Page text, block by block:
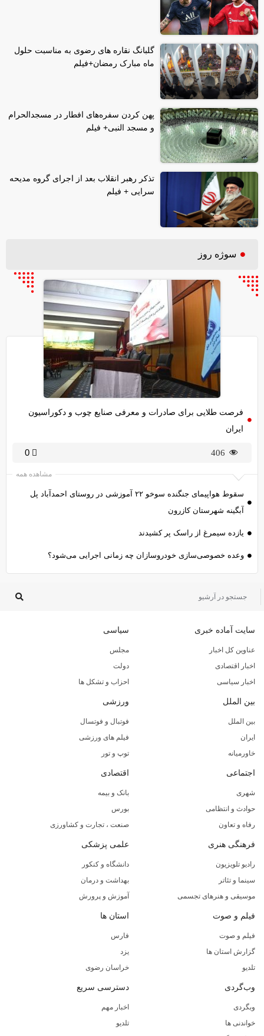
گلبانگ نقاره های رضوی به مناسبت حلول
ماه مبارک رمضان+فیلم
پهن کردن سفره‌های افطار در مسجدالحرام
و مسجد النبی+ فیلم
تذکر رهبر انقلاب بعد از اجرای گروه مدیحه
سرایی + فیلم
سوژه روز
فرصت طلایی برای صادرات و معرفی صنایع چوب و دکوراسیون
ایران
406
0
مشاهده همه
سقوط هواپیمای جنگنده سوخو ۲۲ آموزشی در روستای احمدآباد پل
آبگینه شهرستان کازرون
یازده سیمرغ از راسک پر کشیدند
وعده خصوصی‌سازی خودروسازان چه زمانی اجرایی می‌شود؟
سایت آماده خبری
عناوین کل اخبار
اخبار اقتصادی
اخبار سیاسی
سیاسی
مجلس
دولت
احزاب و تشکل ها
بین الملل
بین الملل
ایران
خاورمیانه
ورزشی
فوتبال و فوتسال
فیلم های ورزشی
توپ و تور
اجتماعی
شهری
حوادث و انتظامی
رفاه و تعاون
اقتصادی
بانک و بیمه
بورس
صنعت ، تجارت و کشاورزی
فرهنگی هنری
رادیو تلویزیون
سینما و تئاتر
موسیقی و هنرهای تجسمی
علمی پزشکی
دانشگاه و کنکور
بهداشت و درمان
آموزش و پرورش
فیلم و صوت
فیلم و صوت
گزارش استان ها
تلدیو
استان ها
فارس
یزد
خراسان رضوی
وب‌گردی
وبگردی
خواندنی ها
دسترسی سریع
اخبار مهم
تلدیو